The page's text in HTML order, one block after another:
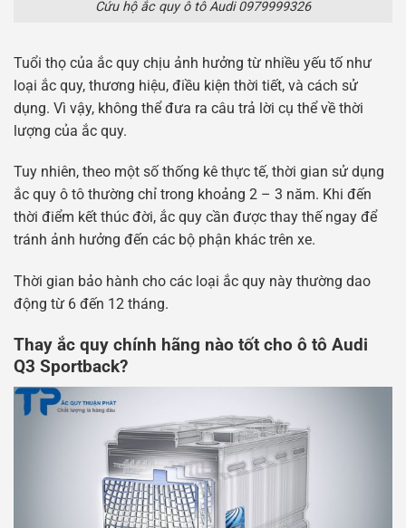
Cứu hộ ắc quy ô tô Audi 0979999326
Tuổi thọ của ắc quy chịu ảnh hưởng từ nhiều yếu tố như
loại ắc quy, thương hiệu, điều kiện thời tiết, và cách sử
dụng. Vì vậy, không thể đưa ra câu trả lời cụ thể về thời
lượng của ắc quy.
Tuy nhiên, theo một số thống kê thực tế, thời gian sử dụng
ắc quy ô tô thường chỉ trong khoảng 2 – 3 năm. Khi đến
thời điểm kết thúc đời, ắc quy cần được thay thế ngay để
tránh ảnh hưởng đến các bộ phận khác trên xe.
Thời gian bảo hành cho các loại ắc quy này thường dao
động từ 6 đến 12 tháng.
Thay ắc quy chính hãng nào tốt cho ô tô Audi
Q3 Sportback?